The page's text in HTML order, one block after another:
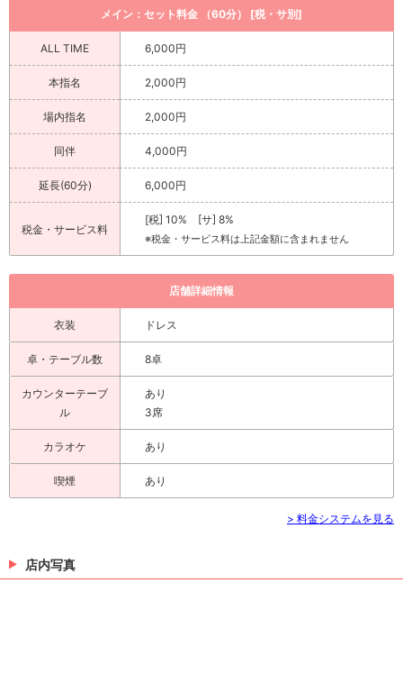
メイン：セット料金 （60分） [税・サ別]
ALL TIME 6,000円
本指名 2,000円
場内指名 2,000円
同伴 4,000円
延長(60分) 6,000円
税金・サービス料
[税] 10% [サ] 8%
※税金・サービス料は上記金額に含まれません
店舗詳細情報
衣装 ドレス
卓・テーブル数 8卓
カウンターテーブ
ル
あり
3席
カラオケ あり
喫煙 あり
> 料金システムを見る
店内写真